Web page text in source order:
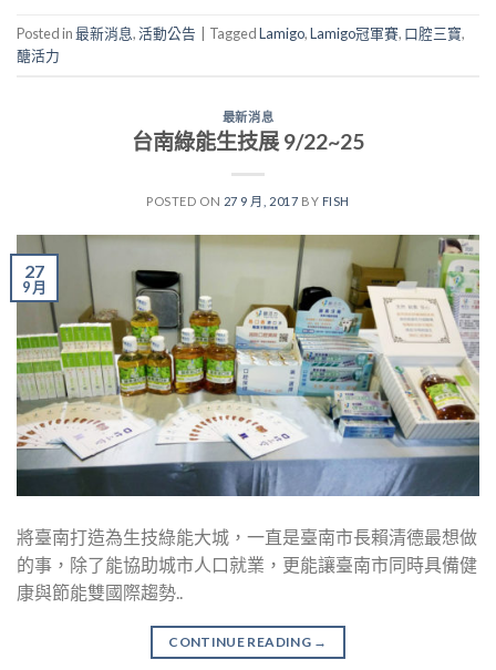
Posted in最新消息,活動公告 TaggedLamigo,Lamigo冠軍賽, 口腔三寶,
醣活力
最新消息
台南綠能生技展 9/22~25
POSTED ON 27 9 月, 2017 BY FISH
27
9 月
將臺南打造為生技綠能大城，一直是臺南市長賴清德最想做
的事，除了能協助城市人口就業，更能讓臺南市同時具備健
康與節能雙國際趨勢..
CONTINUE READING →